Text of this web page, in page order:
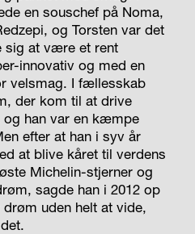
en souschef på Noma,
og Torsten var det
sig at være et rent
innovativ og med en
velsmag. I fællesskab
der kom til at drive
og han var en kæmpe
efter at han i syv år
at blive kåret til verdens
Michelin-stjerner og
sagde han i 2012 op
uden helt at vide,